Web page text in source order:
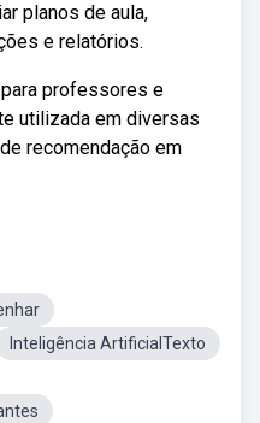
planos de aula,
e relatórios.
professores e
utilizada em diversas
recomendação em
Inteligência ArtificialTexto